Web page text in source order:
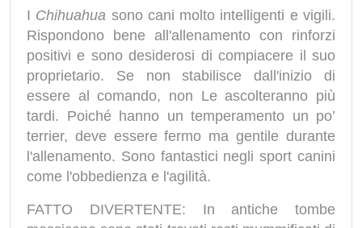
I Chihuahua sono cani molto intelligenti e vigili.
Rispondono bene all'allenamento con rinforzi
positivi e sono desiderosi di compiacere il suo
proprietario. Se non stabilisce dall'inizio di
essere al comando, non Le ascolteranno più
tardi. Poiché hanno un temperamento un po’
terrier, deve essere fermo ma gentile durante
l'allenamento. Sono fantastici negli sport canini
come l'obbedienza e l'agilità.
FATTO DIVERTENTE: In antiche tombe